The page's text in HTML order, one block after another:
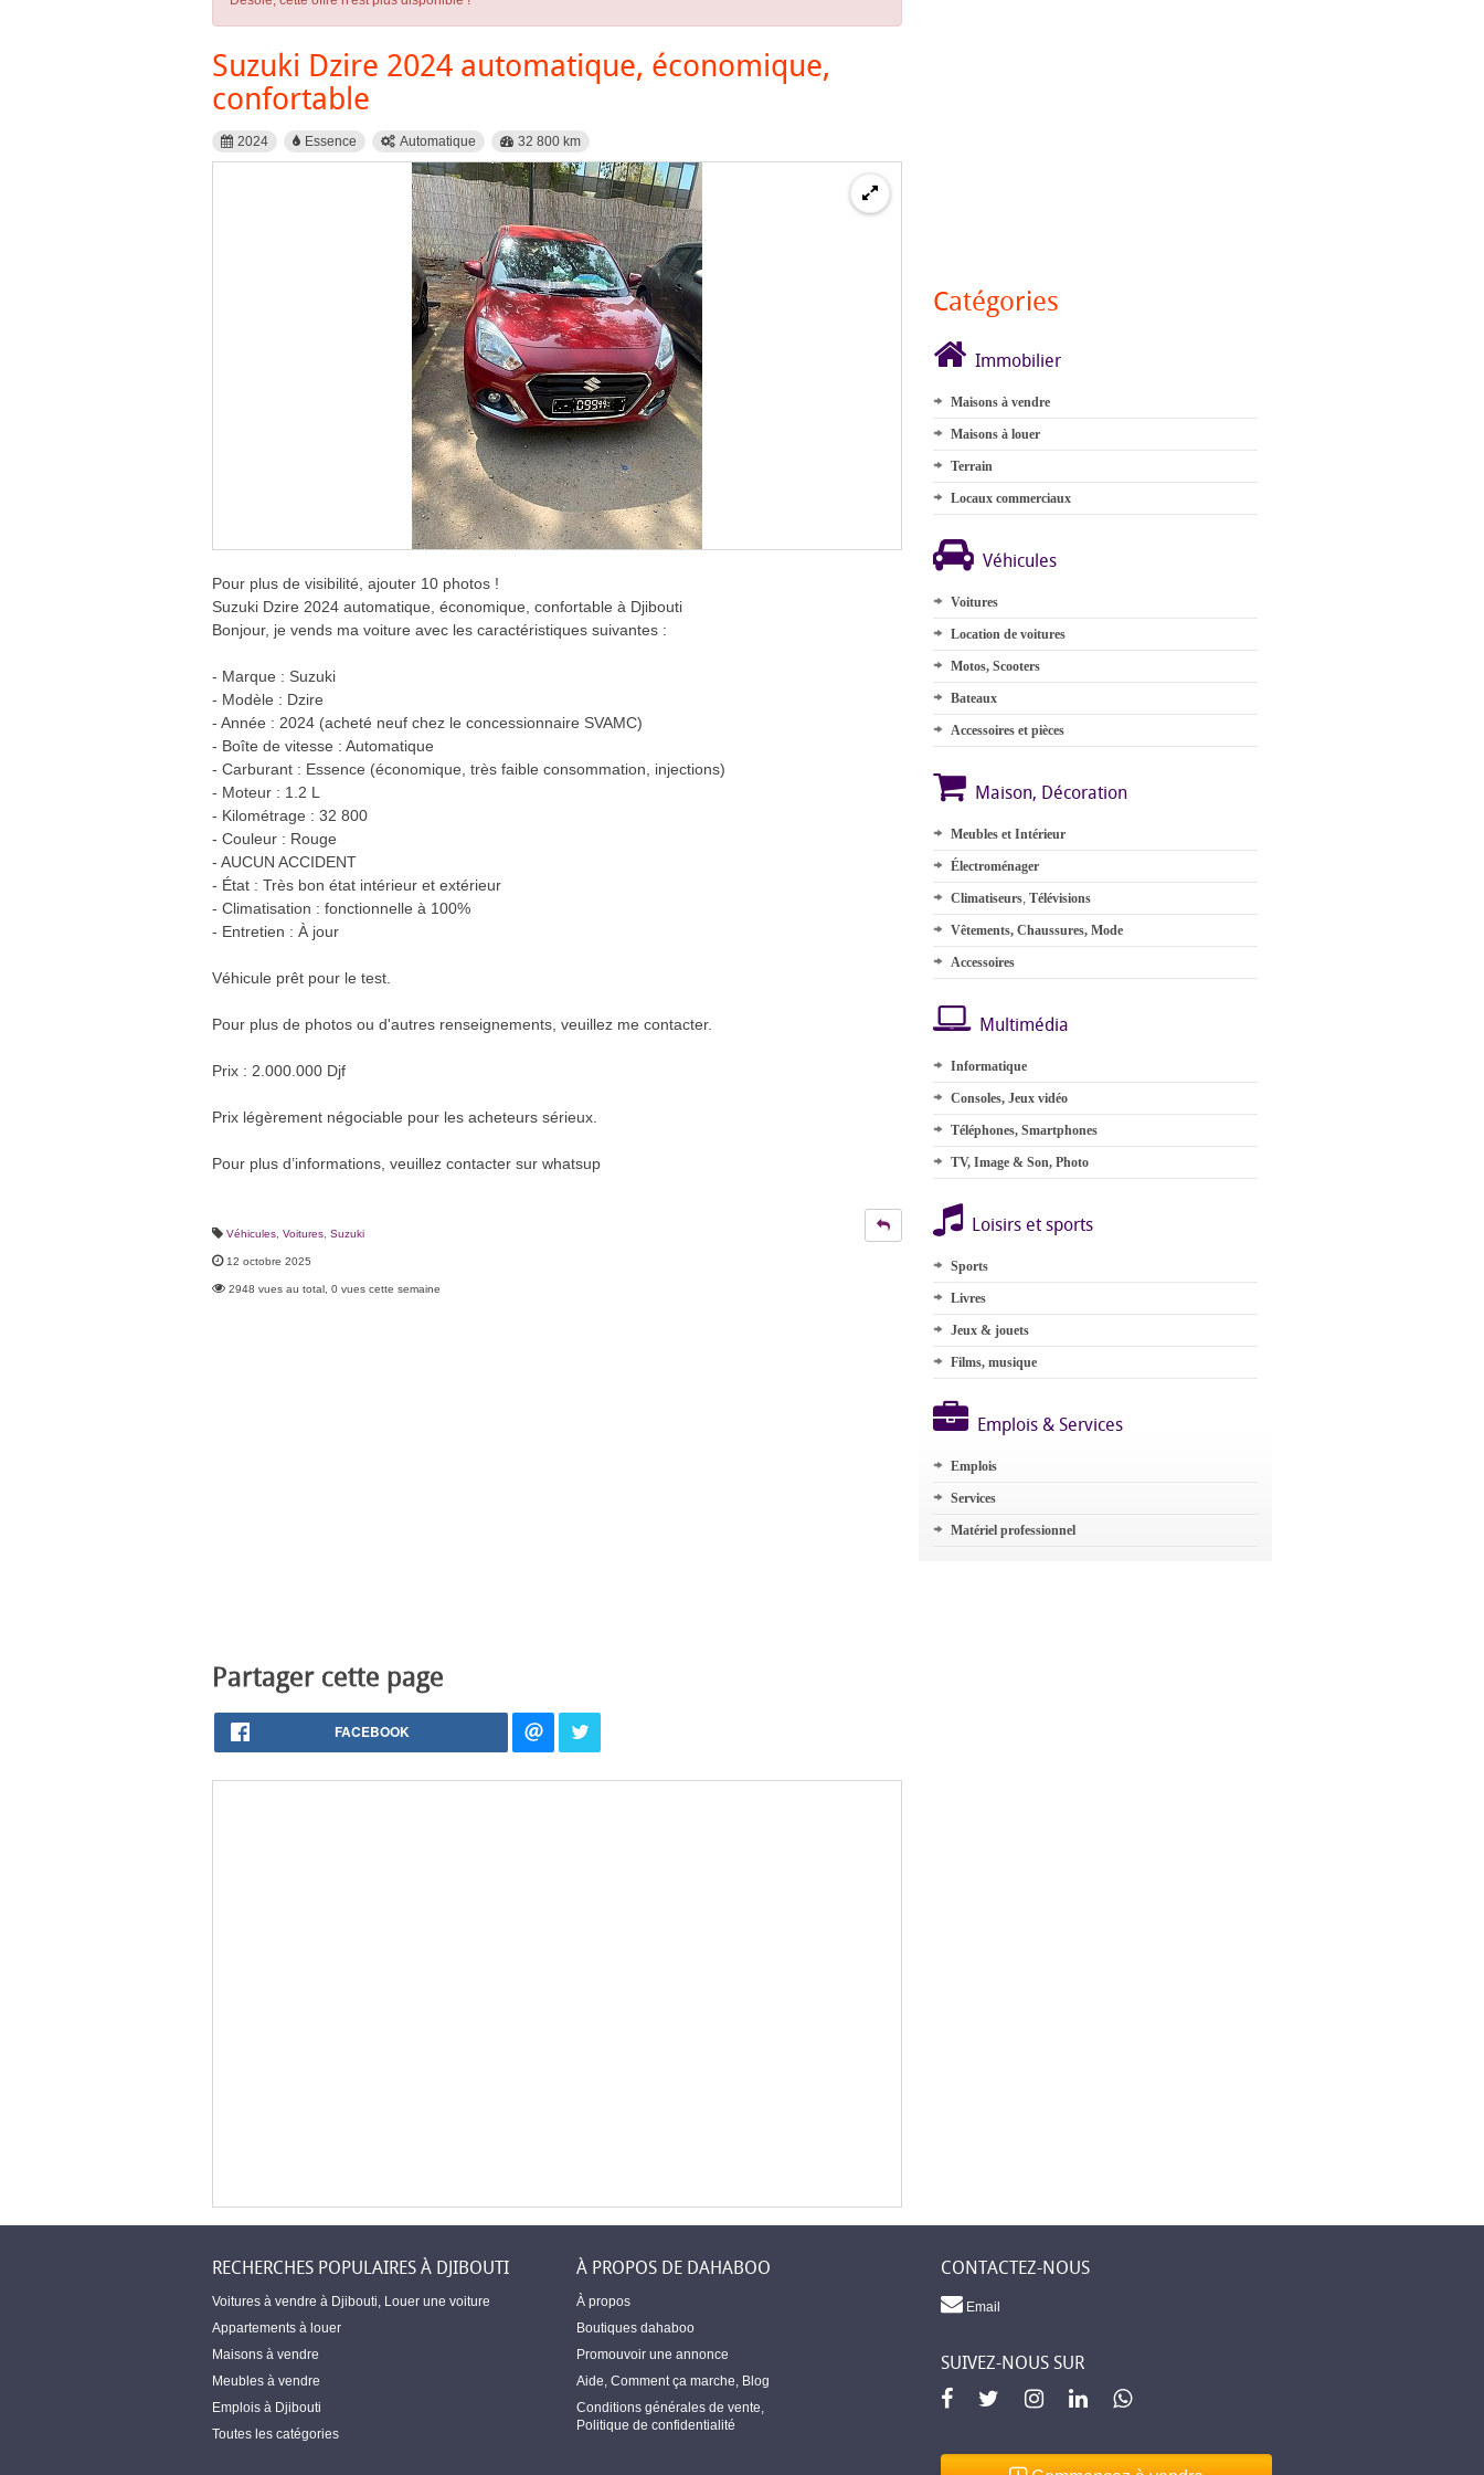
Suzuki Dzire 2024 automatique, économique,
confortable
2024 Essence Automatique 32 800 km
Pour plus de visibilité, ajouter 10 photos !
Suzuki Dzire 2024 automatique, économique, confortable à Djibouti
Bonjour, je vends ma voiture avec les caractéristiques suivantes :
- Marque : Suzuki
- Modèle : Dzire
- Année : 2024 (acheté neuf chez le concessionnaire SVAMC)
- Boîte de vitesse : Automatique
- Carburant : Essence (économique, très faible consommation, injections)
- Moteur : 1.2 L
- Kilométrage : 32 800
- Couleur : Rouge
- AUCUN ACCIDENT
- État : Très bon état intérieur et extérieur
- Climatisation : fonctionnelle à 100%
- Entretien : À jour
Véhicule prêt pour le test.
Pour plus de photos ou d'autres renseignements, veuillez me contacter.
Prix : 2.000.000 Djf
Prix légèrement négociable pour les acheteurs sérieux.
Pour plus d’informations, veuillez contacter sur whatsup
Véhicules Voitures Suzuki
12 octobre 2025
2948 vues au total, 0 vues cette semaine
Partager cette page
FACEBOOK
Catégories
Immobilier
Maisons à vendre
Maisons à louer
Terrain
Locaux commerciaux
Véhicules
Voitures
Location de voitures
Motos, Scooters
Bateaux
Accessoires et pièces
Maison, Décoration
Meubles et Intérieur
Électroménager
Climatiseurs, Télévisions
Vêtements, Chaussures, Mode
Accessoires
Multimédia
Informatique
Consoles, Jeux vidéo
Téléphones, Smartphones
TV, Image & Son, Photo
Loisirs et sports
Sports
Livres
Jeux & jouets
Films, musique
Emplois & Services
Emplois
Services
Matériel professionnel
RECHERCHES POPULAIRES À DJIBOUTI
Voitures à vendre à Djibouti Louer une voiture
Appartements à louer
Maisons à vendre
Meubles à vendre
Emplois à Djibouti
Toutes les catégories
À PROPOS DE DAHABOO
À propos
Boutiques dahaboo
Promouvoir une annonce
Aide Comment ça marche Blog
Conditions générales de vente
Politique de confidentialité
CONTACTEZ-NOUS
Email
SUIVEZ-NOUS SUR